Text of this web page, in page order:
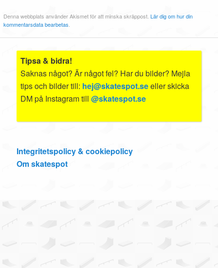
Denna webbplats använder Akismet för att minska skräppost.Lär dig om hur din
kommentarsdata bearbetas.
Tipsa & bidra!
Saknas något? Är något fel? Har du bilder? Mejla
tips och bilder till: hej@skatespot.seeller skicka
DM på Instagram till@skatespot.se
Integritetspolicy & cookiepolicy
Om skatespot